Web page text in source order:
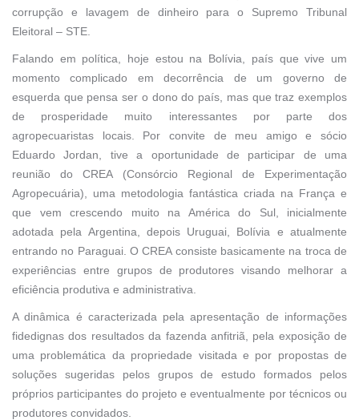
corrupção e lavagem de dinheiro para o Supremo Tribunal
Eleitoral – STE.
Falando em política, hoje estou na Bolívia, país que vive um
momento complicado em decorrência de um governo de
esquerda que pensa ser o dono do país, mas que traz exemplos
de prosperidade muito interessantes por parte dos
agropecuaristas locais. Por convite de meu amigo e sócio
Eduardo Jordan, tive a oportunidade de participar de uma
reunião do CREA (Consórcio Regional de Experimentação
Agropecuária), uma metodologia fantástica criada na França e
que vem crescendo muito na América do Sul, inicialmente
adotada pela Argentina, depois Uruguai, Bolívia e atualmente
entrando no Paraguai. O CREA consiste basicamente na troca de
experiências entre grupos de produtores visando melhorar a
eficiência produtiva e administrativa.
A dinâmica é caracterizada pela apresentação de informações
fidedignas dos resultados da fazenda anfitriã, pela exposição de
uma problemática da propriedade visitada e por propostas de
soluções sugeridas pelos grupos de estudo formados pelos
próprios participantes do projeto e eventualmente por técnicos ou
produtores convidados.